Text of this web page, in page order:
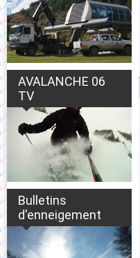
AVALANCHE 06
TV
Bulletins
d'enneigement